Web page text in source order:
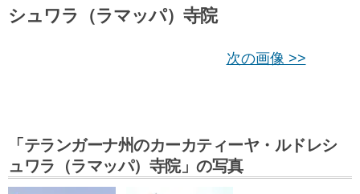
シュワラ（ラマッパ）寺院
次の画像 >>
「テランガーナ州のカーカティーヤ・ルドレシ
ュワラ（ラマッパ）寺院」の写真